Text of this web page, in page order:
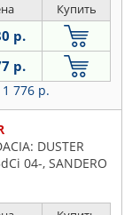
Купить
р.
р.
1 776 р.
DUSTER
04-, SANDERO